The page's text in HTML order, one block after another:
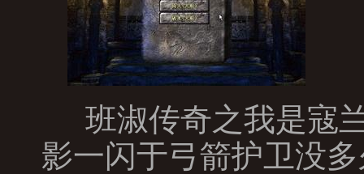
班淑传奇之我是寇
影一闪于弓箭护卫没